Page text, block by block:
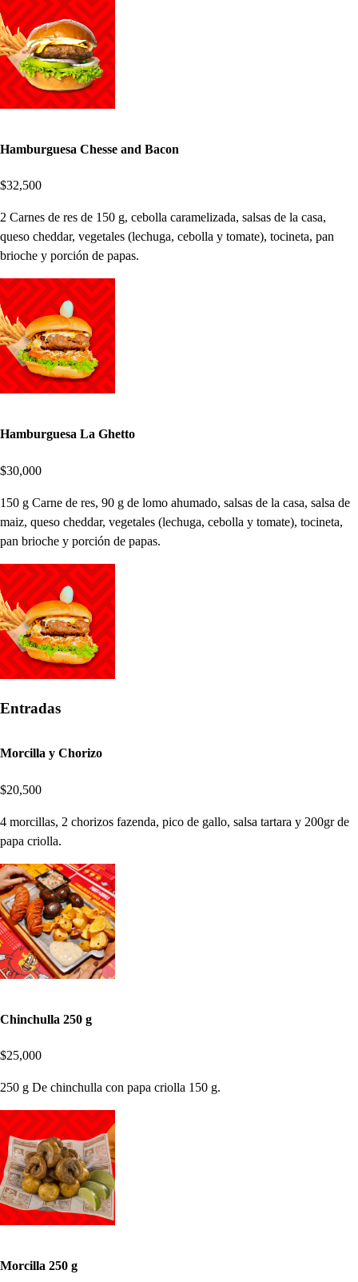
Hamburguesa Chesse and Bacon
$32,500
2 Carnes de res de 150 g, cebolla caramelizada, salsas de la casa,
queso cheddar, vegetales (lechuga, cebolla y tomate), tocineta, pan
brioche y porción de papas.
Hamburguesa La Ghetto
$30,000
150 g Carne de res, 90 g de lomo ahumado, salsas de la casa, salsa de
maiz, queso cheddar, vegetales (lechuga, cebolla y tomate), tocineta,
pan brioche y porción de papas.
Entradas
Morcilla y Chorizo
$20,500
4 morcillas, 2 chorizos fazenda, pico de gallo, salsa tartara y 200gr de
papa criolla.
Chinchulla 250 g
$25,000
250 g De chinchulla con papa criolla 150 g.
Morcilla 250 g